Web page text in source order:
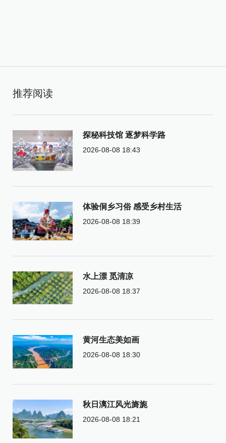
推荐阅读
探秘科技馆 逐梦科学路
2026-08-08 18:43
体验侗乡习俗 感受乡村生活
2026-08-08 18:39
水上漂 觅清凉
2026-08-08 18:37
黄河生态美如画
2026-08-08 18:30
秋日漓江风光旖旎
2026-08-08 18:21